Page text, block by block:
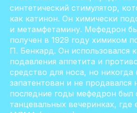
синтетический стимулятор,
как катинон. Он химически
и метамфетамину. Мефедрон
получен в 1929 году химиком
П. Бенкард. Он использовался
подавления аппетита и
средство для носа, но никогда
запатентован и не продавался
последние годы мефедрон был
танцевальных вечеринках, где